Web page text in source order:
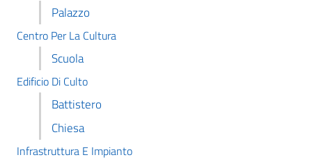
Palazzo
Centro Per La Cultura
Scuola
Edificio Di Culto
Battistero
Chiesa
Infrastruttura E Impianto